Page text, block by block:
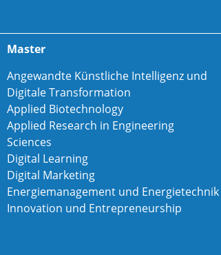
Master
Angewandte Künstliche Intelligenz und
Digitale Transformation
Applied Biotechnology
Applied Research in Engineering
Sciences
Digital Learning
Digital Marketing
Energiemanagement und Energietechnik
Innovation und Entrepreneurship